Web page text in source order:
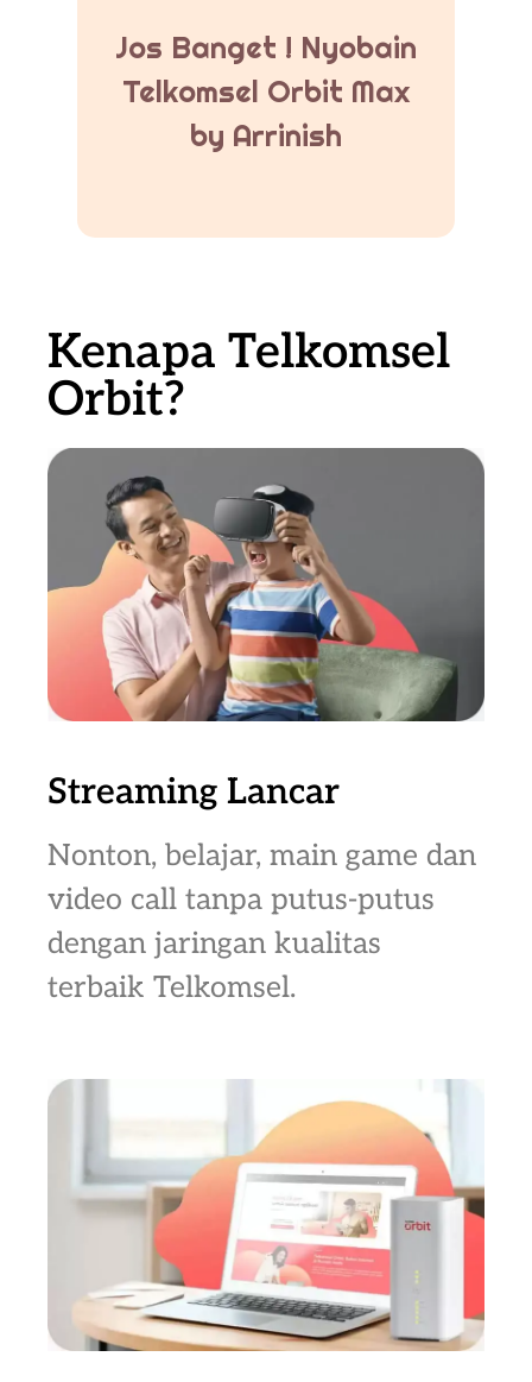
Jos Banget ! Nyobain
Telkomsel Orbit Max
by Arrinish
Kenapa Telkomsel
Orbit?
Streaming Lancar
Nonton, belajar, main game dan
video call tanpa putus-putus
dengan jaringan kualitas
terbaik Telkomsel.